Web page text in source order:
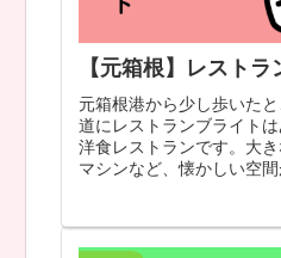
【元箱根】レスト
元箱根港から少し歩いた
道にレストランブライト
洋食レストランです。大
マシンなど、懐かしい空間